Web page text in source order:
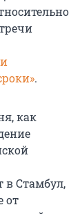
и
.
как
в Стамбул,
от